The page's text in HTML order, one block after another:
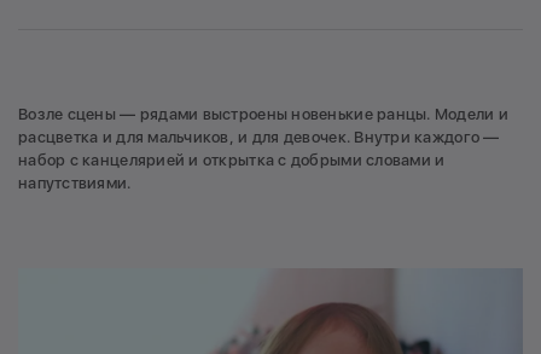
Возле сцены — рядами выстроены новенькие ранцы. Модели и
расцветка и для мальчиков, и для девочек. Внутри каждого —
набор с канцелярией и открытка с добрыми словами и
напутствиями.